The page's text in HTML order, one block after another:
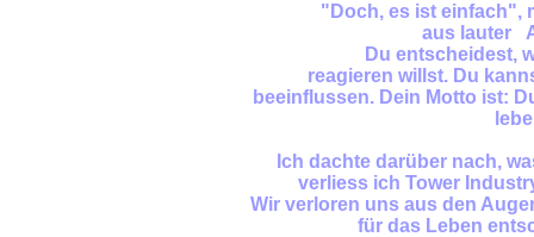
"Doch, es ist einfach",
aus lauter
Du entscheidest,
reagieren willst. Du
beeinflussen. Dein Motto ist:
Ich dachte darüber nach,
verliess ich Tower
Wir verloren uns aus den
für das Leben